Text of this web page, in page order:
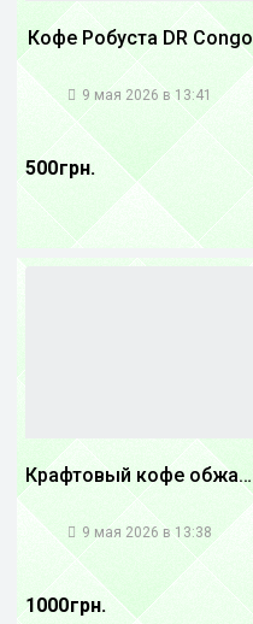
Кофе Робуста DR Congo
9 мая 2026 в 13:41
500 грн.
Крафтовый кофе обжареный Танзания
9 мая 2026 в 13:38
1000 грн.